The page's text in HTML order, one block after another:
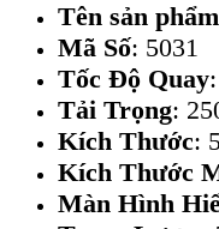
Tên sản phẩm
Mã Số: 5031
Tốc Độ Quay
Tải Trọng:
Kích Thước:
Kích Thước
Màn Hình